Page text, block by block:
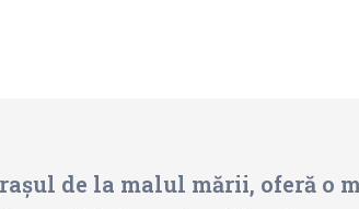
de la malul mării, oferă o